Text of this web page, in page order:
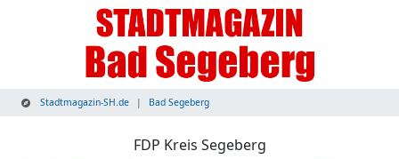
Stadtmagazin-SH.de Bad Segeberg
FDP Kreis Segeberg